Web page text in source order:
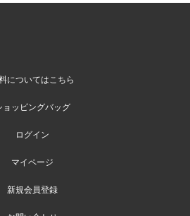
についてはこちら
ョッピングバッグ
ログイン
マイページ
新規会員登録